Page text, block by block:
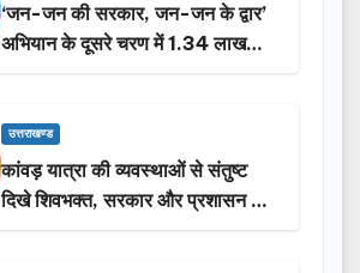
‘जन-जन की सरकार, जन-जन के द्वार’
अभियान के दूसरे चरण में 1.34 लाख
लोगों की भागीदारी…
उत्तराखण्ड
कांवड़ यात्रा की व्यवस्थाओं से संतुष्ट
दिखे शिवभक्त, सरकार और प्रशासन की
सराहना…